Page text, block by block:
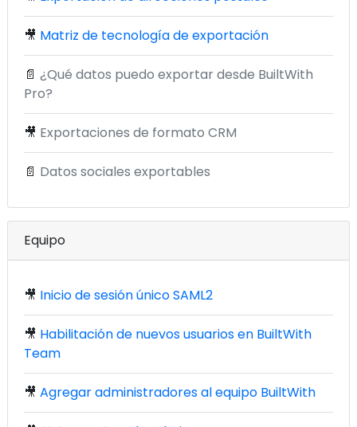
🎥 Matriz de tecnología de exportación
📄 ¿Qué datos puedo exportar desde BuiltWith
Pro?
🎥 Exportaciones de formato CRM
📄 Datos sociales exportables
Equipo
🎥 Inicio de sesión único SAML2
🎥 Habilitación de nuevos usuarios en BuiltWith
Team
🎥 Agregar administradores al equipo BuiltWith